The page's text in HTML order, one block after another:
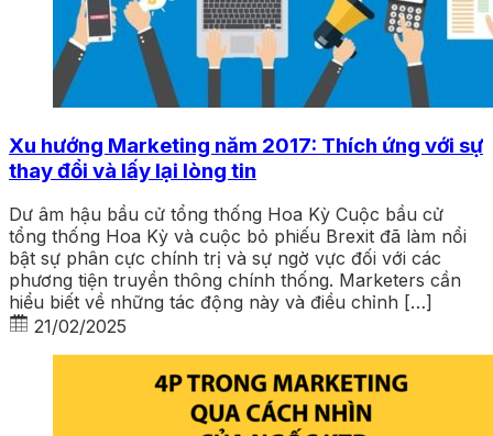
Xu hướng Marketing năm 2017: Thích ứng với sự
thay đổi và lấy lại lòng tin
Dư âm hậu bầu cử tổng thống Hoa Kỳ Cuộc bầu cử
tổng thống Hoa Kỳ và cuộc bỏ phiếu Brexit đã làm nổi
bật sự phân cực chính trị và sự ngờ vực đối với các
phương tiện truyền thông chính thống. Marketers cần
hiểu biết về những tác động này và điều chỉnh […]
21/02/2025